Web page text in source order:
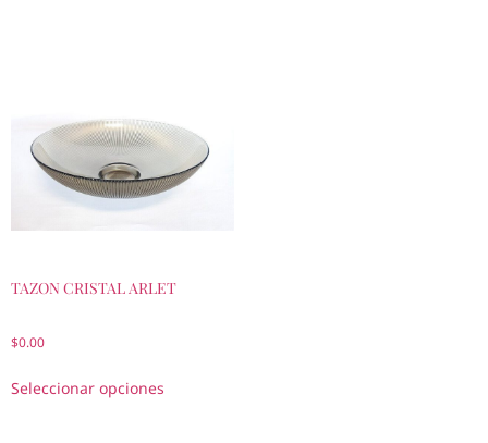
TAZON CRISTAL ARLET
$0.00
Seleccionar opciones